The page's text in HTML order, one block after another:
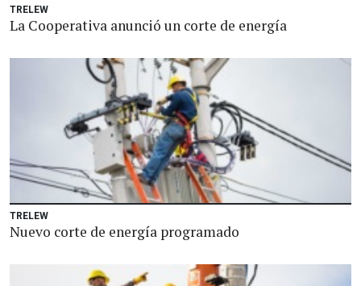
TRELEW
La Cooperativa anunció un corte de energía
TRELEW
Nuevo corte de energía programado